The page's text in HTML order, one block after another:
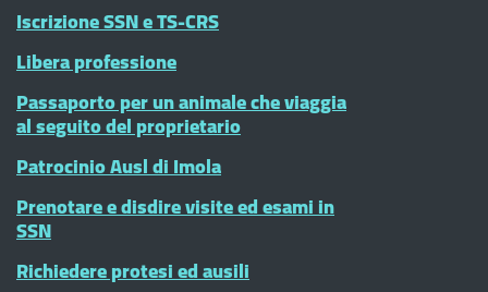
Iscrizione SSN e TS-CRS
Libera professione
Passaporto per un animale che viaggia
al seguito del proprietario
Patrocinio Ausl di Imola
Prenotare e disdire visite ed esami in
SSN
Richiedere protesi ed ausili